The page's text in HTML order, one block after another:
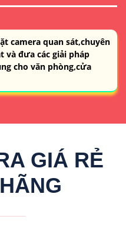
camera quan sát,chuyên
và đưa các giải pháp
cho văn phòng,cửa
GIÁ RẺ